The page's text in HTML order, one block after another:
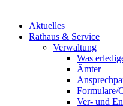
Aktuelles
Rathaus & Service
Verwaltung
Was
Ämter
Formulare/
Ver- und